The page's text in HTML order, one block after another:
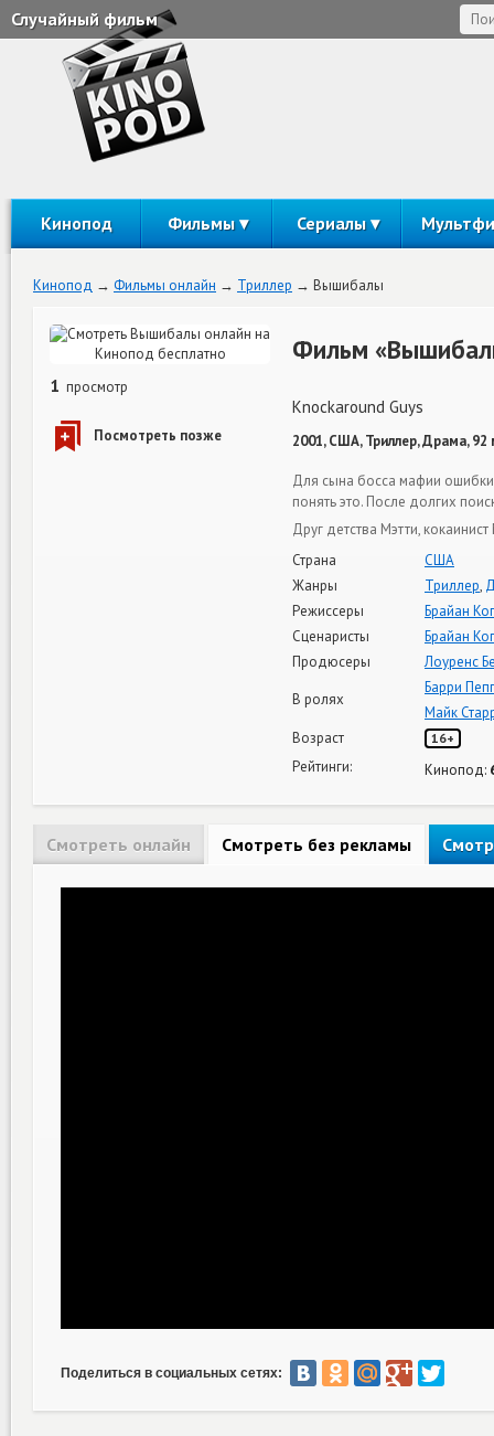
Случайный фильм
Кинопод Фильмы Сериалы
Кинопод Фильмы онлайн Триллер Вышибалы
1 просмотр
Фильм
Knockaround Guys
2001, США, Триллер, Драма, 92
Для сына босса мафии ошибки
понять это. После долгих
Друг детства Мэтти,
Страна
США
Жанры
Триллер,
Режиссеры
Брайан
Сценаристы
Брайан
Продюсеры
Лоуренс
В ролях
Барри
Майк
Возраст
16+
Рейтинги: Кинопод:
Смотреть онлайн Смотреть без рекламы
Поделиться в социальных сетях: